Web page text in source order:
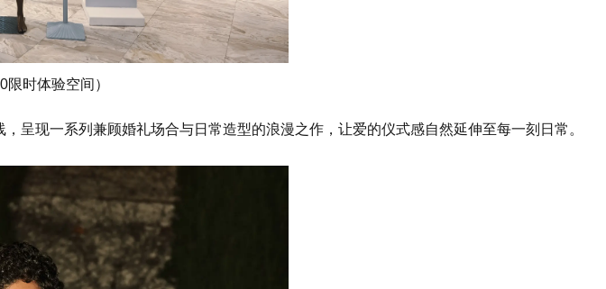
限时体验空间）
呈现一系列兼顾婚礼场合与日常造型的浪漫之作，让爱的仪式感自然延伸至每一刻日常。